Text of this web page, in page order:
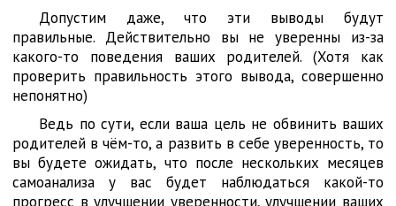
Допустим даже, что эти выводы будут
правильные. Действительно вы не уверенны из-за
какого-то поведения ваших родителей. (Хотя как
проверить правильность этого вывода, совершенно
непонятно)
Ведь по сути, если ваша цель не обвинить ваших
родителей в чём-то, а развить в себе уверенность, то
вы будете ожидать, что после нескольких месяцев
самоанализа у вас будет наблюдаться какой-то
прогресс в улучшении уверенности, улучшении ваших